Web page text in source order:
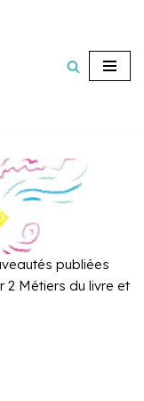
publiées
Métiers du livre et